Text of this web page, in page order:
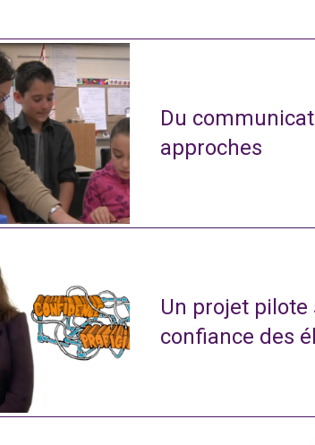
Du
approches
Un projet
confiance des